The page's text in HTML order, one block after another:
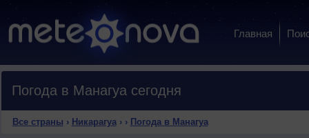
Главная
Погода в Манагуа сегодня
Все страны › Никарагуа› › Погода в Манагуа